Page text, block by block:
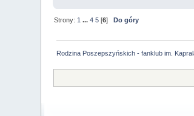
Strony: 1 ...4 5 [6]Do góry
Rodzina Poszepszyńskich - fanklub im.